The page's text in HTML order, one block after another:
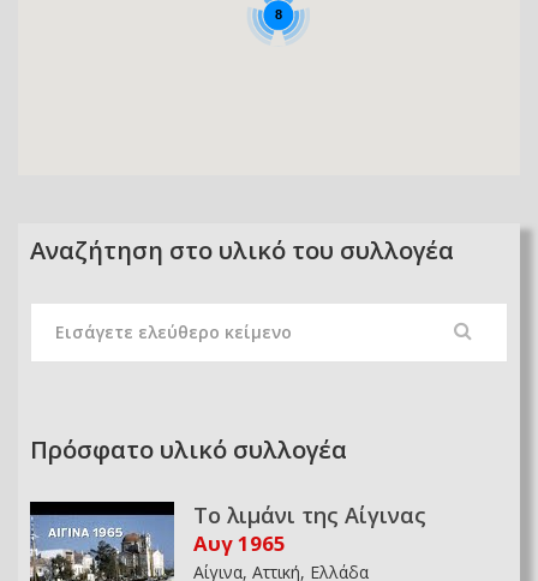
8
Αναζήτηση στο υλικό του συλλογέα
Πρόσφατο υλικό συλλογέα
Το λιμάνι της Αίγινας
Αυγ 1965
Αίγινα, Αττική, Ελλάδα